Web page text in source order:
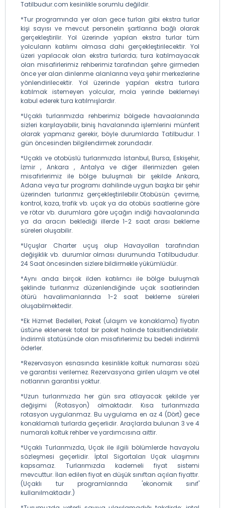
Tatilbudur.com kesinlikle sorumlu değildir.
*Tur programında yer alan gece turları gibi ekstra turlar
kişi sayısı ve mevcut personelin şartlarına bağlı olarak
gerçekleştirilir. Yol üzerinde yapılan ekstra turlar tüm
yolcuların katılımı olmasa dahi gerçekleştirilecektir. Yol
üzeri yapılacak olan ekstra turlarda; tura katılmayacak
olan misafirlerimiz rehberimiz tarafından şehre girmeden
önce yer alan dinlenme alanlarına veya şehir merkezlerine
yönlendirilecektir. Yol üzerinde yapılan ekstra turlara
katılmak istemeyen yolcular, mola yerinde beklemeyi
kabul ederek tura katılmışlardır.
*Uçaklı turlarımızda rehberimiz bölgede havaalanında
sizleri karşılayabilir, biniş havalanında işlemlerini münferit
olarak yapmanız gerekir, böyle durumlarda Tatilbudur. 1
gün öncesinden bilgilendirmek zorundadır.
*Uçaklı ve otobüslü turlarımızda İstanbul, Bursa, Eskişehir,
İzmir , Ankara , Antalya ve diğer illerimizden gelen
misafirlerimiz ile bölge buluşmalı bir şekilde Ankara,
Adana veya tur programı dahilinde uygun başka bir şehir
üzerinden turlarımız gerçekleştirilebilir.Otobüsün çevirme,
kontrol, kaza, trafik vb. uçak ya da otobüs saatlerine göre
ve rötar vb. durumlara göre uçağın indiği havaalanında
ya da aracın beklediği illerde 1-2 saat arası bekleme
süreleri oluşabilir.
*Uçuşlar Charter uçuş olup Havayolları tarafından
değişiklik vb. durumlar olması durumunda Tatilbududur.
24 Saat öncesinden sizlere bildirmekle yükümlüdür.
*Aynı anda birçok ilden katılımcı ile bölge buluşmalı
şeklinde turlarımız düzenlendiğinde uçak saatlerinden
ötürü havalimanlarında 1-2 saat bekleme süreleri
oluşabilmektedir.
*Ek Hizmet Bedelleri, Paket (ulaşım ve konaklama) fiyatın
üstüne eklenerek total bir paket halinde taksitlendirilebilir.
İndirimli statüsünde olan misafirlerimiz bu bedeli indirimli
öderler.
*Rezervasyon esnasında kesinlikle koltuk numarası sözü
ve garantisi verilemez. Rezervasyona girilen ulaşım ve otel
notlarının garantisi yoktur.
*Uzun turlarımızda her gün sıra atlayacak şekilde yer
değişimi (Rotasyon) olmaktadır. Kısa turlarımızda
rotasyon uygulanmaz. Bu uygulama en az 4 (Dört) gece
konaklamalı turlarda geçerlidir. Araçlarda bulunan 3 ve 4
numaralı koltuk rehber ve yardımcısına aittir.
*Uçaklı Turlarımızda, Uçak ile ilgili bölümlerde havayolu
sözleşmesi geçerlidir. İptal Sigortaları Uçak ulaşımını
kapsamaz. Turlarımızda kademeli fiyat sistemi
mevcuttur. İlan edilen fiyat en düşük sınıftan açılan fiyattır.
(Uçaklı tur programlarında 'ekonomik sınıf'
kullanılmaktadır.)